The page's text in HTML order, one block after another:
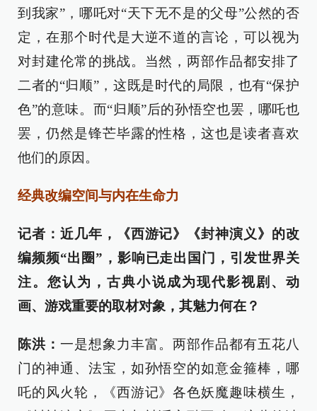
到我家”，哪吒对“天下无不是的父母”公然的否
定，在那个时代是大逆不道的言论，可以视为
对封建伦常的挑战。当然，两部作品都安排了
二者的“归顺”，这既是时代的局限，也有“保护
色”的意味。而“归顺”后的孙悟空也罢，哪吒也
罢，仍然是锋芒毕露的性格，这也是读者喜欢
他们的原因。
经典改编空间与内在生命力
记者：近几年，《西游记》《封神演义》的改
编频频“出圈”，影响已走出国门，引发世界关
注。您认为，古典小说成为现代影视剧、动
画、游戏重要的取材对象，其魅力何在？
陈洪： 一是想象力丰富。两部作品都有五花八
门的神通、法宝，如孙悟空的如意金箍棒，哪
吒的风火轮，《西游记》各色妖魔趣味横生，